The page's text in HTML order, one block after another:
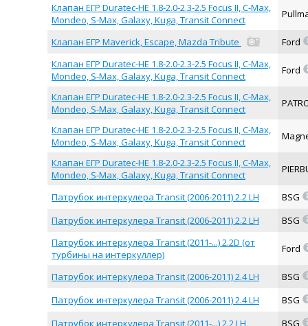
Клапан ЕГР Duratec-HE 1.8-2.0-2.3-2.5 Focus II, C-Max,
Mondeo, S-Max, Galaxy, Kuga, Transit Connect
Клапан ЕГР Maverick, Escape, Mazda Tribute Ford
Клапан ЕГР Duratec-HE 1.8-2.0-2.3-2.5 Focus II, C-Max,
Mondeo, S-Max, Galaxy, Kuga, Transit Connect
Ford
Клапан ЕГР Duratec-HE 1.8-2.0-2.3-2.5 Focus II, C-Max,
Mondeo, S-Max, Galaxy, Kuga, Transit Connect
Клапан ЕГР Duratec-HE 1.8-2.0-2.3-2.5 Focus II, C-Max,
Mondeo, S-Max, Galaxy, Kuga, Transit Connect
Клапан ЕГР Duratec-HE 1.8-2.0-2.3-2.5 Focus II, C-Max,
Mondeo, S-Max, Galaxy, Kuga, Transit Connect
Патрубок интеркулера Transit (2006-2011) 2.2 LH BSG
Патрубок интеркулера Transit (2006-2011) 2.2 LH BSG
Патрубок интеркулера Transit (2011-...) 2.2D (от
турбины на интеркуллер)
Ford
Патрубок интеркулера Transit (2006-2011) 2.4 LH BSG
Патрубок интеркулера Transit (2006-2011) 2.4 LH BSG
Патрубок интеркулера Transit (2011-...) 2.2 LH BSG